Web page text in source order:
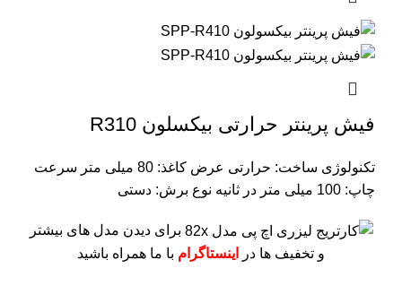
فیش پرینتر حرارتی بیکسلون R310
تکنولوژی ساخت: حرارتی عرض کاغذ: 80 میلی متر
سرعت
چاپ: 100 میلی متر در ثانیه
نوع برش:‌ دستی
برای دیدن مدل های بیشتر
و تخفیف ها در
اینستاگرام با ما همراه باشید